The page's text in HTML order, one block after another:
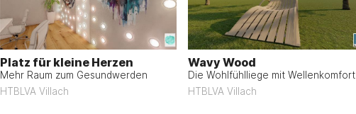
Platz für kleine Herzen
Mehr Raum zum Gesundwerden
HTBLVA Villach
Wavy Wood
Die Wohlfühlliege mit Wellenkomfort
HTBLVA Villach